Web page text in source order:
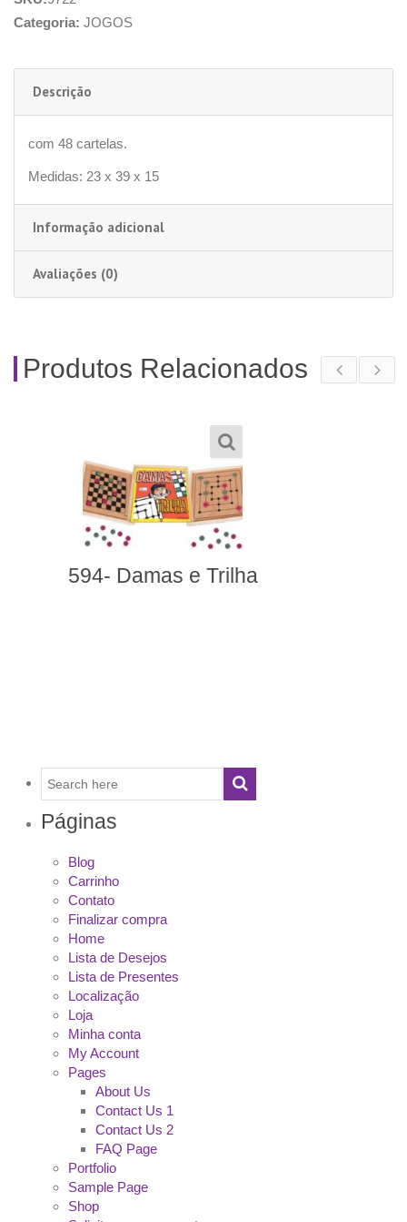
Categoria: JOGOS
Descrição
com 48 cartelas.
Medidas: 23 x 39 x 15
Informação adicional
Avaliações (0)
Produtos Relacionados
Páginas
Blog
Carrinho
Contato
Finalizar compra
Home
Lista de Desejos
Lista de Presentes
Localização
Loja
Minha conta
My Account
Pages
About Us
Contact Us 1
Contact Us 2
FAQ Page
Portfolio
Sample Page
Shop